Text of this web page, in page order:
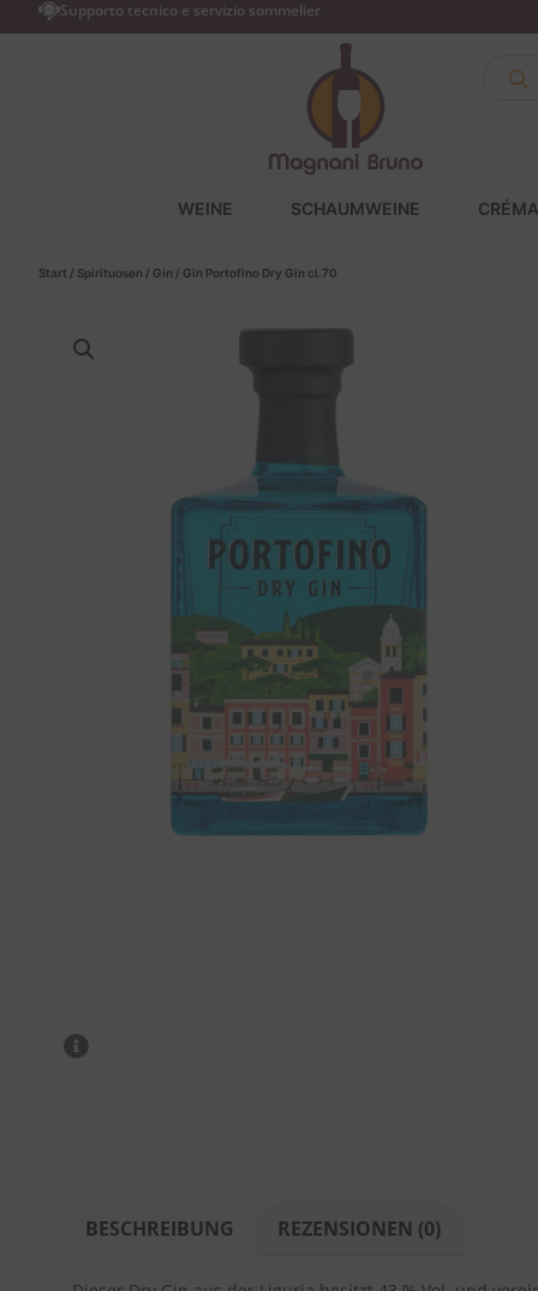
Supporto tecnico e servizio sommelier
WEINE SCHAUMWEINE
Start / Spirituosen / Gin / Gin Portofino Dry Gin cl.70
BESCHREIBUNG REZENSIONEN (0)